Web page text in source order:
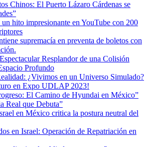
Chinos: El Puerto Lázaro Cárdenas se
hito impresionante en YouTube con 200
supremacía en preventa de boletos con
Resplandor de una Colisión
Profundo
¿Vivimos en un Universo Simulado?
en Expo UDLAP 2023!
El Camino de Hyundai en México”
Real que Debuta”
en México critica la postura neutral del
en Israel: Operación de Repatriación en